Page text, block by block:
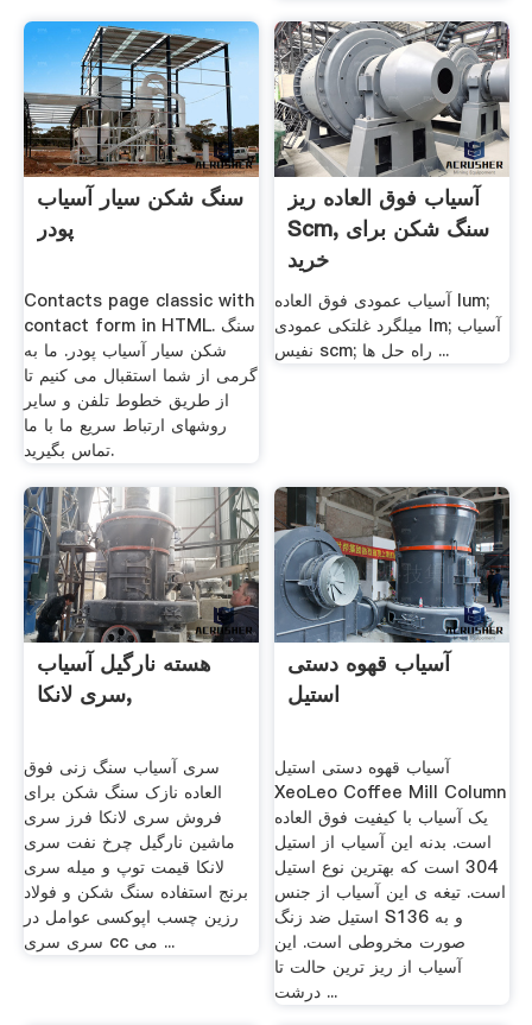
سنگ شکن سیار آسیاب
پودر
Contacts page classic with
contact form in HTML. سنگ
شکن سیار آسیاب پودر. ما به
گرمی از شما استقبال می کنیم تا
از طریق خطوط تلفن و سایر
روشهای ارتباط سریع ما با ما
تماس بگیرید.
آسیاب فوق العاده ریز
Scm, سنگ شکن برای
خرید
آسیاب عمودی فوق العاده lum;
میلگرد غلتکی عمودی lm; آسیاب
نفیس scm; راه حل ها ...
هسته نارگیل آسیاب
سری لانکا,
سری آسیاب سنگ زنی فوق
العاده نازک سنگ شکن برای
فروش سری لانکا فرز سری
ماشین نارگیل چرخ نفت سری
لانکا قیمت توپ و میله سری
برنج استفاده سنگ شکن و فولاد
رزین چسب اپوکسی عوامل در
سری سری cc می ...
آسیاب قهوه دستی
استیل
آسیاب قهوه دستی استیل
XeoLeo Coffee Mill Column
یک آسیاب با کیفیت فوق العاده
است. بدنه این آسیاب از استیل
304 است که بهترین نوع استیل
است. تیغه ی این آسیاب از جنس
استیل ضد زنگ S136 و به
صورت مخروطی است. این
آسیاب از ریز ترین حالت تا
درشت ...